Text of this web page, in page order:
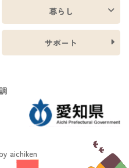
暮らし
サポート
aichiken